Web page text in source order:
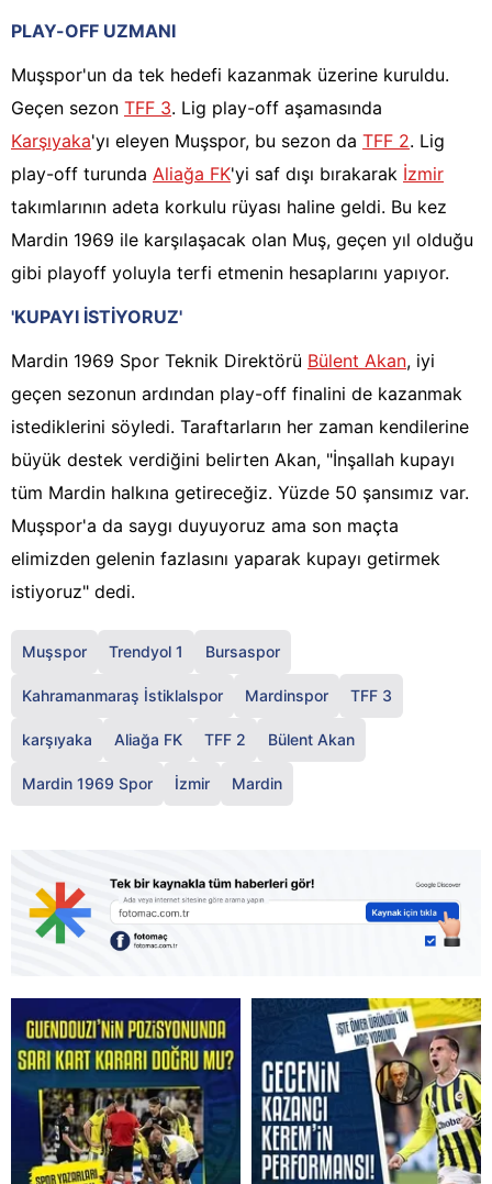
PLAY-OFF UZMANI
Muşspor'un da tek hedefi kazanmak üzerine kuruldu.
Geçen sezon TFF 3. Lig play-off aşamasında
Karşıyaka'yı eleyen Muşspor, bu sezon da TFF 2. Lig
play-off turunda Aliağa FK'yi saf dışı bırakarak İzmir
takımlarının adeta korkulu rüyası haline geldi. Bu kez
Mardin 1969 ile karşılaşacak olan Muş, geçen yıl olduğu
gibi playoff yoluyla terfi etmenin hesaplarını yapıyor.
'KUPAYI İSTİYORUZ'
Mardin 1969 Spor Teknik Direktörü Bülent Akan, iyi
geçen sezonun ardından play-off finalini de kazanmak
istediklerini söyledi. Taraftarların her zaman kendilerine
büyük destek verdiğini belirten Akan, "İnşallah kupayı
tüm Mardin halkına getireceğiz. Yüzde 50 şansımız var.
Muşspor'a da saygı duyuyoruz ama son maçta
elimizden gelenin fazlasını yaparak kupayı getirmek
istiyoruz" dedi.
Muşspor Trendyol 1 Bursaspor
Kahramanmaraş İstiklalspor Mardinspor TFF 3
karşıyaka Aliağa FK TFF 2 Bülent Akan
Mardin 1969 Spor İzmir Mardin